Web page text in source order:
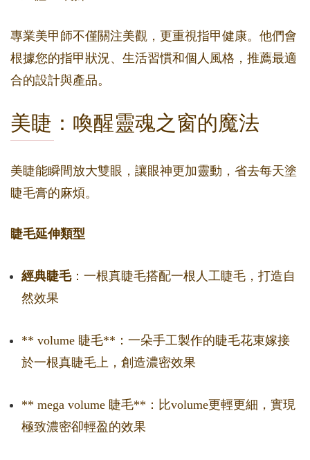
專業美甲師不僅關注美觀，更重視指甲健康。他們會
根據您的指甲狀況、生活習慣和個人風格，推薦最適
合的設計與產品。
美睫：喚醒靈魂之窗的魔法
美睫能瞬間放大雙眼，讓眼神更加靈動，省去每天塗
睫毛膏的麻煩。
睫毛延伸類型
經典睫毛：一根真睫毛搭配一根人工睫毛，打造自
然效果
** volume 睫毛**：一朵手工製作的睫毛花束嫁接
於一根真睫毛上，創造濃密效果
** mega volume 睫毛**：比volume更輕更細，實現
極致濃密卻輕盈的效果